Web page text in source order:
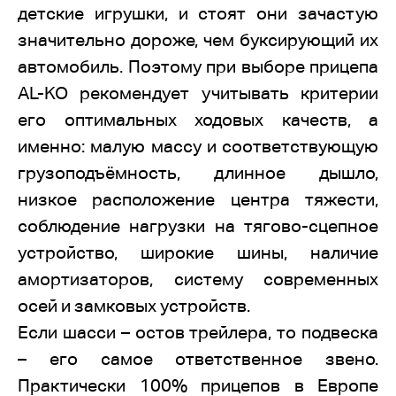
детские игрушки, и стоят они зачастую
значительно дороже, чем буксирующий их
автомобиль. Поэтому при выборе прицепа
AL-KO рекомендует учитывать критерии
его оптимальных ходовых качеств, а
именно: малую массу и соответствующую
грузоподъёмность, длинное дышло,
низкое расположение центра тяжести,
соблюдение нагрузки на тягово-сцепное
устройство, широкие шины, наличие
амортизаторов, систему современных
осей и замковых устройств.
Если шасси – остов трейлера, то подвеска
– его самое ответственное звено.
Практически 100% прицепов в Европе